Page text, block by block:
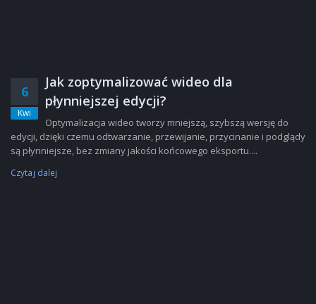
6
Kwi
Jak zoptymalizować wideo dla
płynniejszej edycji?
Optymalizacja wideo tworzy mniejszą, szybszą wersję do
edycji, dzięki czemu odtwarzanie, przewijanie, przycinanie i podglądy
są płynniejsze, bez zmiany jakości końcowego eksportu....
Czytaj dalej